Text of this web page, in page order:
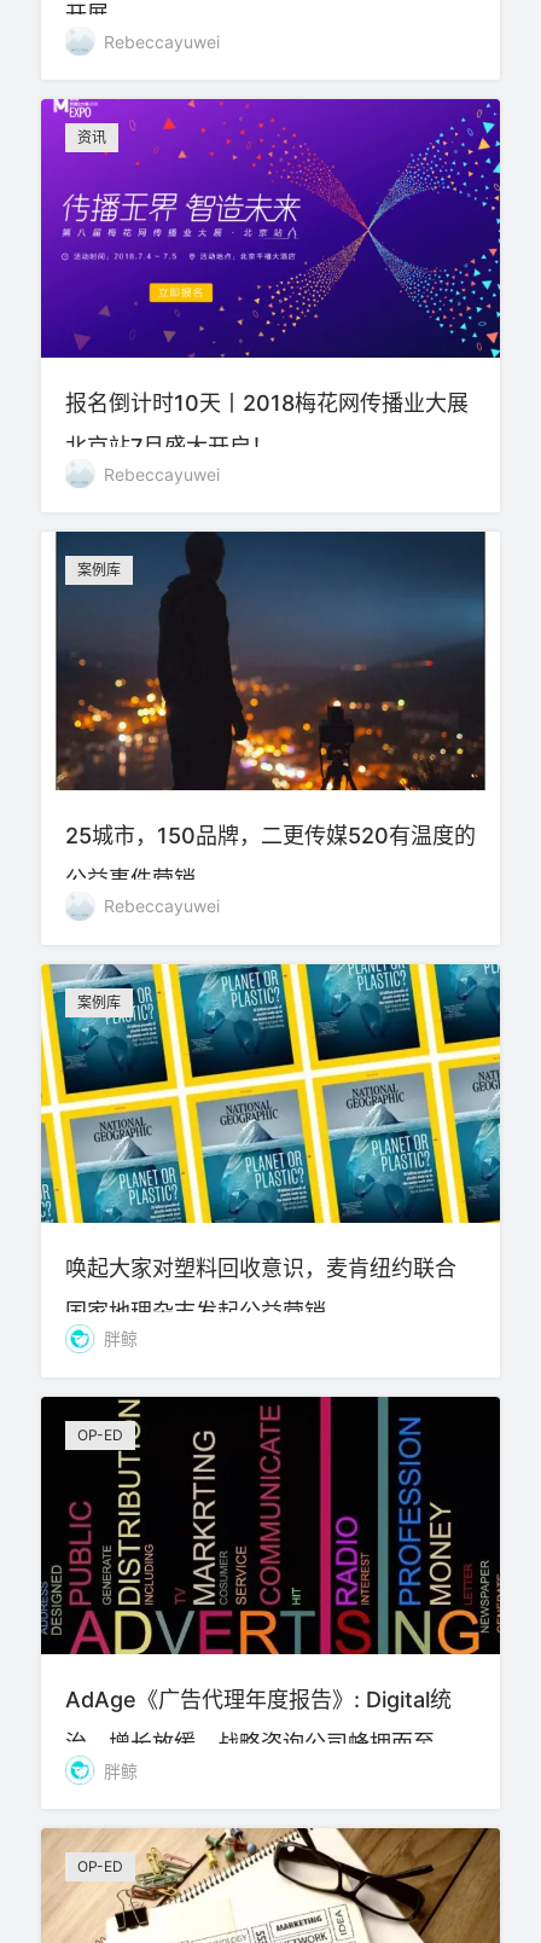
开展
Rebeccayuwei
资讯
报名倒计时10天丨2018梅花网传播业大展
北京站7月盛大开启！
Rebeccayuwei
案例库
25城市，150品牌，二更传媒520有温度的
公益事件营销
Rebeccayuwei
案例库
唤起大家对塑料回收意识，麦肯纽约联合
国家地理杂志发起公益营销
胖鲸
OP-ED
AdAge《广告代理年度报告》: Digital统
治、增长放缓，战略咨询公司蜂拥而至
胖鲸
OP-ED